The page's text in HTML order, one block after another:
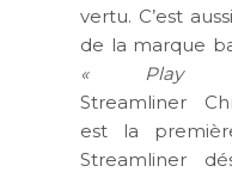
vertu. C’est
de la marque
« Play
Streamliner
est la
Streamliner